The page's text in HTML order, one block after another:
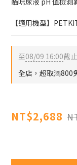
【適用機型】
至08/09 16:00截止
全店，超取滿800
NT$2,688